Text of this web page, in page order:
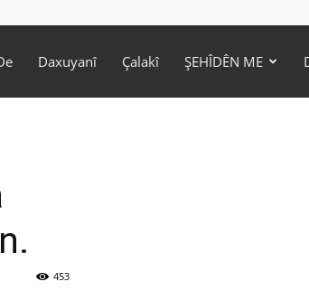
Daxuyanî Çalakî ŞEHÎDÊN ME
453